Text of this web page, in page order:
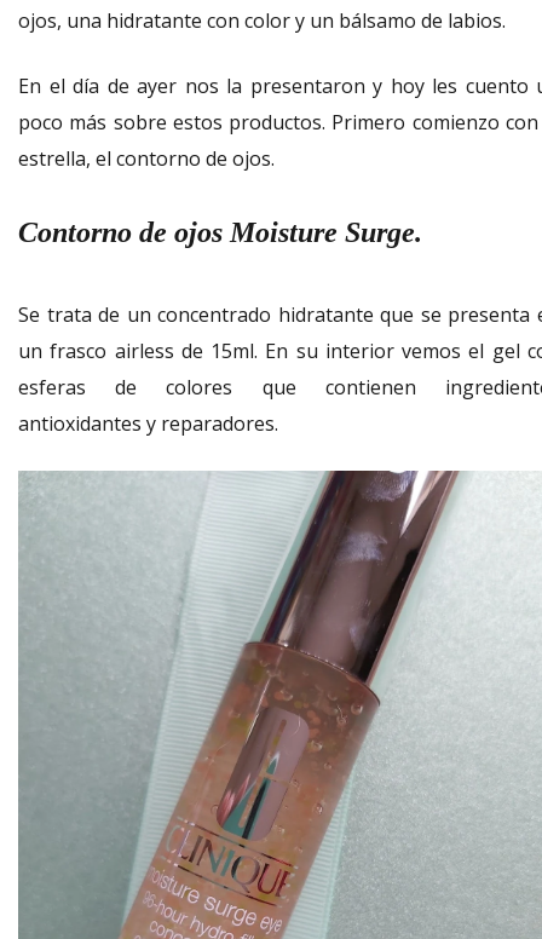
ojos, una hidratante con color y un bálsamo de labios.
En el día de ayer nos la presentaron y hoy les cuento
poco más sobre estos productos. Primero comienzo
estrella, el contorno de ojos.
Contorno de ojos Moisture Surge.
Se trata de un concentrado hidratante que se presenta
un frasco airless de 15ml. En su interior vemos el gel
esferas de colores que contienen
antioxidantes y reparadores.